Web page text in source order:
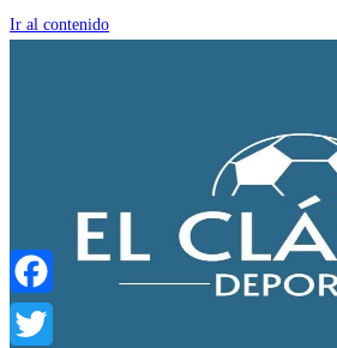
Ir al contenido
Facebook